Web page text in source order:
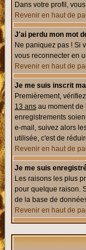
Dans votre profil,
Revenir en haut de
J'ai perdu mon mot
Ne paniquez pas ! Si
vous reconnecter en
Revenir en haut de
Je me suis inscrit
Premièrement,
13 ans au moment de
enregistrements
e-mail, suivez alors
utilisée, c'est de
Revenir en haut de
Je me suis
Les raisons les plus
pour quelque raison.
de la base de
Revenir en haut de